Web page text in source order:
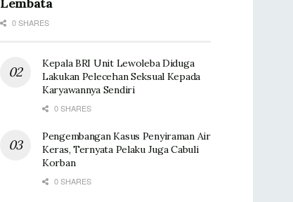
0 SHARES
Kepala BRI Unit Lewoleba Diduga
Lakukan Pelecehan Seksual Kepada
Karyawannya Sendiri
0 SHARES
Pengembangan Kasus Penyiraman Air
Keras, Ternyata Pelaku Juga Cabuli
Korban
0 SHARES